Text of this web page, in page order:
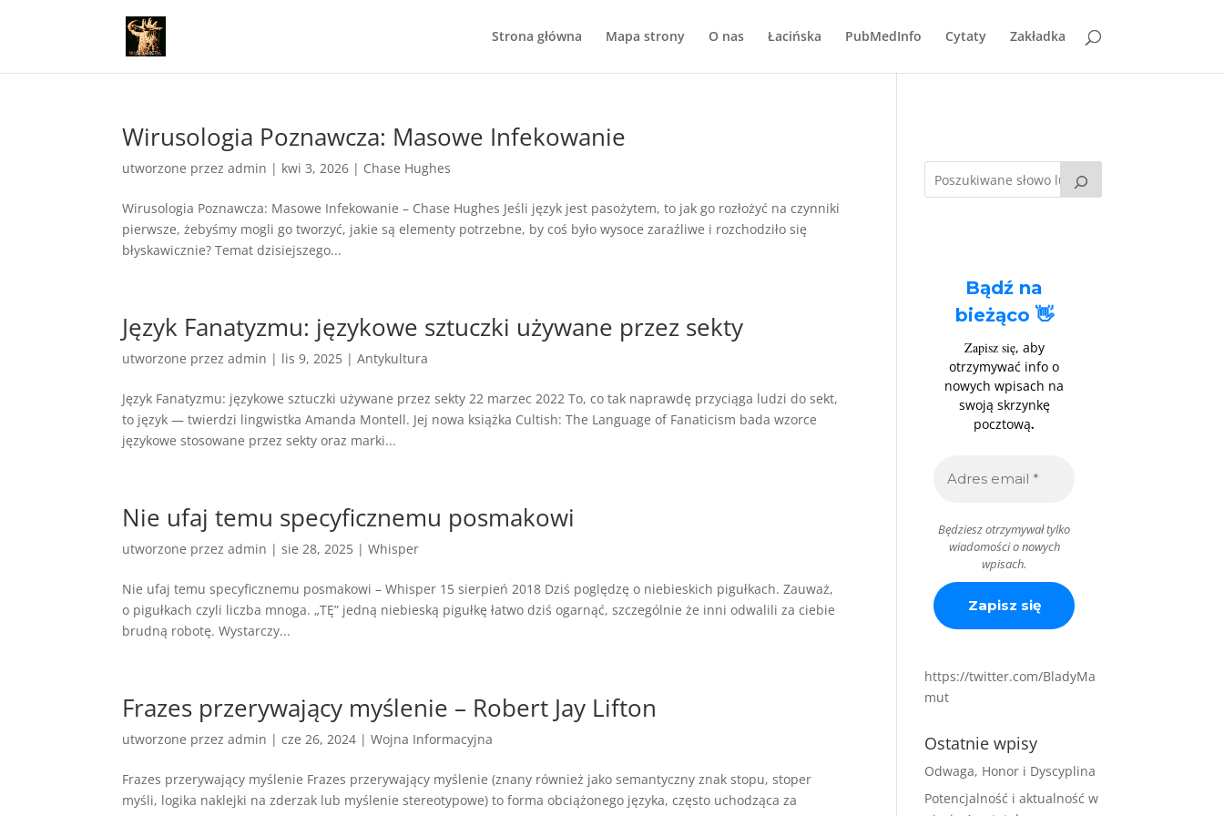
Strona główna Mapa strony O nas Łacińska PubMedInfo Cytaty Zakładka
Wirusologia Poznawcza: Masowe Infekowanie
utworzone przezadmin | kwi 3, 2026 | Chase Hughes
Wirusologia Poznawcza: Masowe Infekowanie – Chase Hughes Jeśli język jest pasożytem, to jak go rozłożyć na czynniki
pierwsze, żebyśmy mogli go tworzyć, jakie są elementy potrzebne, by coś było wysoce zaraźliwe i rozchodziło się
błyskawicznie? Temat dzisiejszego...
Język Fanatyzmu: językowe sztuczki używane przez sekty
utworzone przezadmin | lis 9, 2025 |Antykultura
Język Fanatyzmu: językowe sztuczki używane przez sekty 22 marzec 2022 To, co tak naprawdę przyciąga ludzi do sekt,
to język — twierdzi lingwistka Amanda Montell. Jej nowa książka Cultish: The Language of Fanaticism bada wzorce
językowe stosowane przez sekty oraz marki...
Nie ufaj temu specyficznemu posmakowi
utworzone przezadmin |sie 28, 2025 |Whisper
Nie ufaj temu specyficznemu posmakowi – Whisper 15 sierpień 2018 Dziś poględzę o niebieskich pigułkach. Zauważ,
o pigułkach czyli liczba mnoga. „TĘ” jedną niebieską pigułkę łatwo dziś ogarnąć, szczególnie że inni odwalili za ciebie
brudną robotę. Wystarczy...
Frazes przerywający myślenie – Robert Jay Lifton
utworzone przezadmin |cze 26, 2024 |Wojna Informacyjna
Frazes przerywający myślenie Frazes przerywający myślenie (znany również jako semantyczny znak stopu, stoper
myśli, logika naklejki na zderzak lub myślenie stereotypowe) to forma obciążonego języka, często uchodząca za
Bądź na
bieżąco 👋
Zapisz się, aby
otrzymywać info o
nowych wpisach na
swoją skrzynkę
pocztową.
Będziesz otrzymywał tylko
wiadomości o nowych
wpisach.
https://twitter.com/BladyMa
mut
Ostatnie wpisy
Odwaga, Honor i Dyscyplina
Potencjalność i aktualność w